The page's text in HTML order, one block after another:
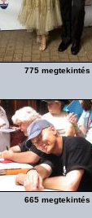
775 megtekintés
665 megtekintés